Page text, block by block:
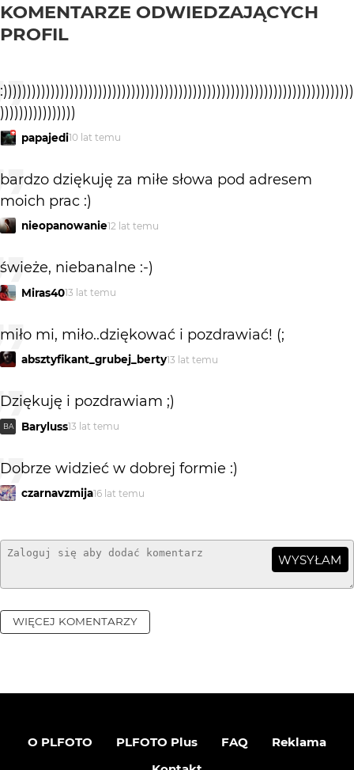
KOMENTARZE ODWIEDZAJĄCYCH
PROFIL
:))))))))))))))))))))))))))))))))))))))))))))))))))))))))))))))))))))))))))
))))))))))))))))
papajedi10 lat temu
bardzo dziękuję za miłe słowa pod adresem
moich prac :)
nieopanowanie12 lat temu
świeże, niebanalne :-)
Miras4013 lat temu
miło mi, miło..dziękować i pozdrawiać! (;
absztyfikant_grubej_berty13 lat temu
Dziękuję i pozdrawiam ;)
BA Baryluss13 lat temu
Dobrze widzieć w dobrej formie :)
czarnavzmija16 lat temu
WYSYŁAM
WIĘCEJ KOMENTARZY
O PLFOTO PLFOTO Plus FAQ
Reklama